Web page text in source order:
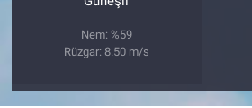
Nem: %59
Rüzgar: 8.50 m/s